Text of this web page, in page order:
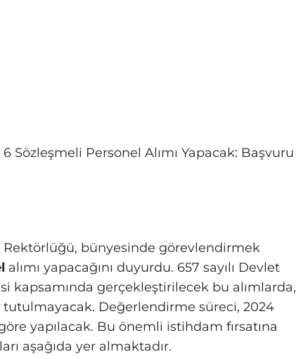
Sözleşmeli Personel Alımı Yapacak: Başvuru
Rektörlüğü, bünyesinde görevlendirmek
alımı yapacağını duyurdu. 657 sayılı Devlet
kapsamında gerçekleştirilecek bu alımlarda,
tutulmayacak. Değerlendirme süreci, 2024
yapılacak. Bu önemli istihdam fırsatına
aşağıda yer almaktadır.